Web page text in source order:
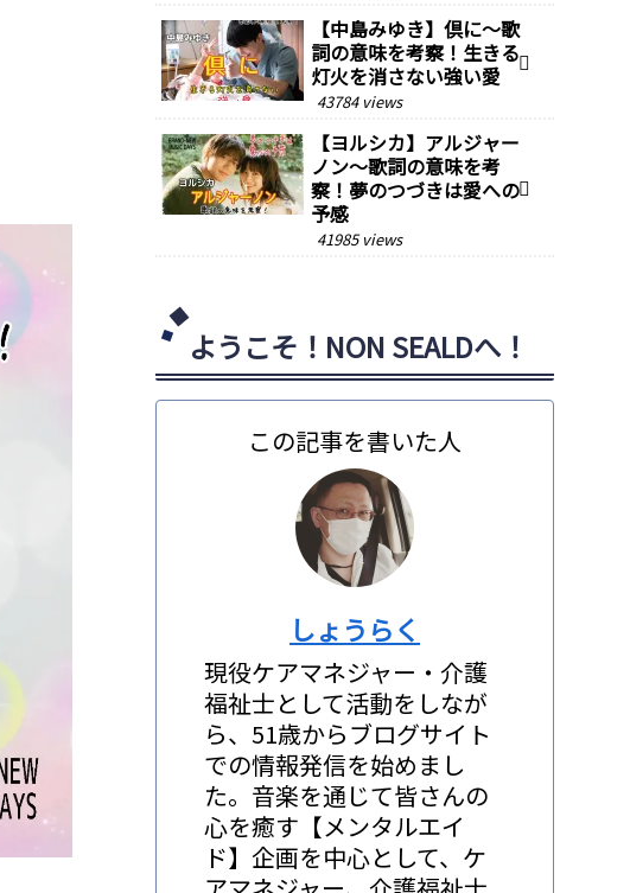
【中島みゆき】倶に～歌
詞の意味を考察！生きる
灯火を消さない強い愛
43784 views
【ヨルシカ】アルジャー
ノン～歌詞の意味を考
察！夢のつづきは愛への
予感
41985 views
ようこそ！NON SEALDへ！
この記事を書いた人
しょうらく
現役ケアマネジャー・介護
福祉士として活動をしなが
ら、51歳からブログサイト
での情報発信を始めまし
た。音楽を通じて皆さんの
心を癒す【メンタルエイ
ド】企画を中心として、ケ